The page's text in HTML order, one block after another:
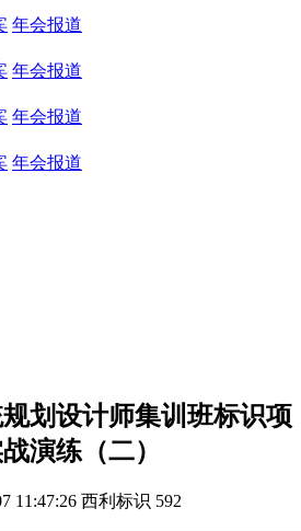
年会报道
年会报道
年会报道
年会报道
划设计师集训班标识项
演练（二）
11:47:26 西利标识 592